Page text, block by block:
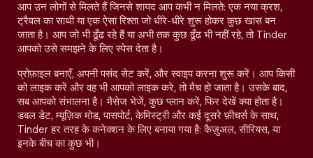
आप उन लोगों से मिलते हैं जिनसे शायद आप कभी न मिलते: एक नया क्रश,
ट्रैवल का साथी या एक ऐसा रिश्ता जो धीरे-धीरे शुरू होकर कुछ खास बन
जाता है। आप जो भी ढूँढ रहे हैं या अभी तक कुछ ढूँढ भी नहीं रहे, तो Tinder
आपको उसे समझने के लिए स्पेस देता है।
प्रोफ़ाइल बनाएँ, अपनी पसंद सेट करें, और स्वाइप करना शुरू करें। आप किसी
को लाइक करें और वह भी आपको लाइक करे, तो मैच हो जाता है। उसके बाद,
सब आपको संभालना है। मैसेज भेजें, कुछ प्लान करें, फिर देखें क्या होता है।
डबल डेट, म्यूज़िक मोड, पासपोर्ट, केमिस्ट्री और कई दूसरे फ़ीचर्स के साथ,
Tinder हर तरह के कनेक्शन के लिए बनाया गया है: कैज़ुअल, सीरियस, या
इनके बीच का कुछ भी।